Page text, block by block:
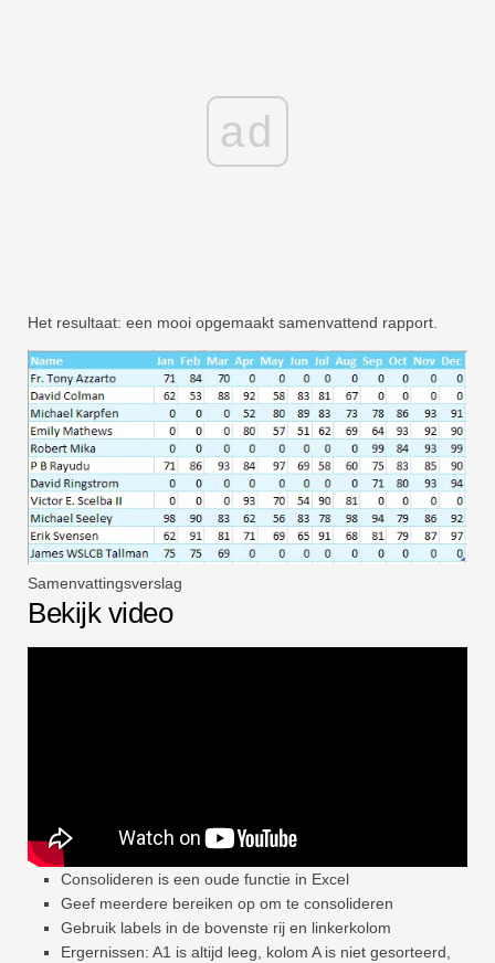
ad
Het resultaat: een mooi opgemaakt samenvattend rapport.
Samenvattingsverslag
Bekijk video
Consolideren is een oude functie in Excel
Geef meerdere bereiken op om te consolideren
Gebruik labels in de bovenste rij en linkerkolom
Ergernissen: A1 is altijd leeg, kolom A is niet gesorteerd,